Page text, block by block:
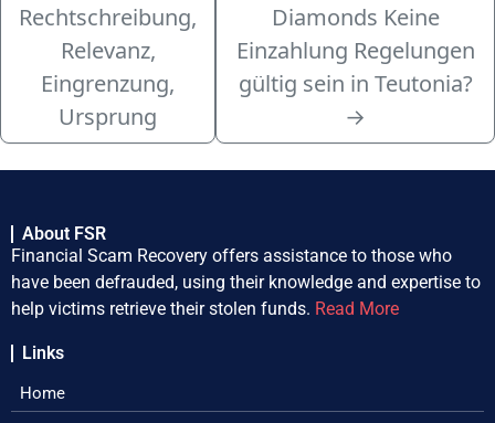
Rechtschreibung,
Relevanz,
Eingrenzung,
Ursprung
Diamonds Keine
Einzahlung Regelungen
gültig sein in Teutonia?
→
About FSR
Financial Scam Recovery offers assistance to those who
have been defrauded, using their knowledge and expertise to
help victims retrieve their stolen funds. Read More
Links
Home